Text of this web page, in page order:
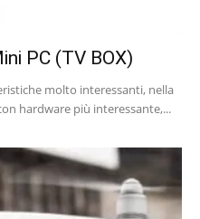
PC (TV BOX)
molto interessanti, nella
hardware più interessante,...